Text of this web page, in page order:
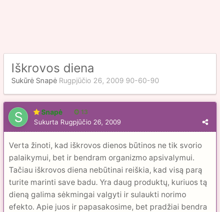
Iškrovos diena
Sukūrė Snapė Rugpjūčio 26, 2009 90-60-90
Snapė 13
Sukurta Rugpjūčio 26, 2009
Verta žinoti, kad iškrovos dienos būtinos ne tik svorio
palaikymui, bet ir bendram organizmo apsivalymui.
Tačiau iškrovos diena nebūtinai reiškia, kad visą parą
turite marinti save badu. Yra daug produktų, kuriuos tą
dieną galima sėkmingai valgyti ir sulaukti norimo
efekto. Apie juos ir papasakosime, bet pradžiai bendra